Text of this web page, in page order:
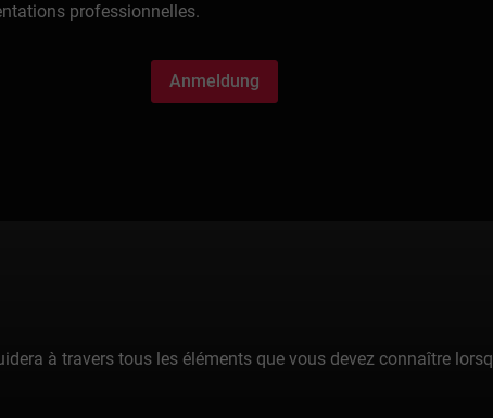
professionnelles.
Anmeldung
à travers tous les éléments que vous devez connaître